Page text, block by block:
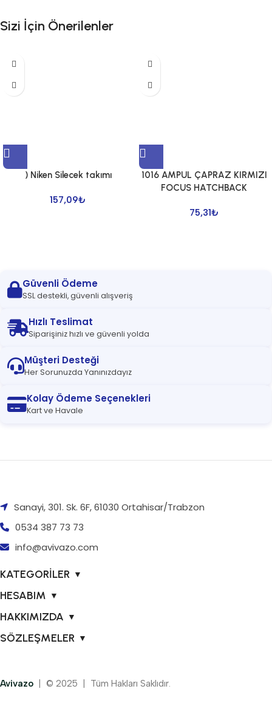
Sizi İçin Önerilenler
) Niken Silecek takımı
157,09₺
1016 AMPUL ÇAPRAZ KIRMIZI
FOCUS HATCHBACK
75,31₺
Güvenli Ödeme
SSL destekli, güvenli alışveriş
Hızlı Teslimat
Siparişiniz hızlı ve güvenli yolda
Müşteri Desteği
Her Sorunuzda Yanınızdayız
Kolay Ödeme Seçenekleri
Kart ve Havale
Sanayi, 301. Sk. 6F, 61030 Ortahisar/Trabzon
0534 387 73 73
info@avivazo.com
KATEGORİLER ▼
HESABIM ▼
HAKKIMIZDA ▼
SÖZLEŞMELER ▼
Avivazo | © 2025 | Tüm Hakları Saklıdır.